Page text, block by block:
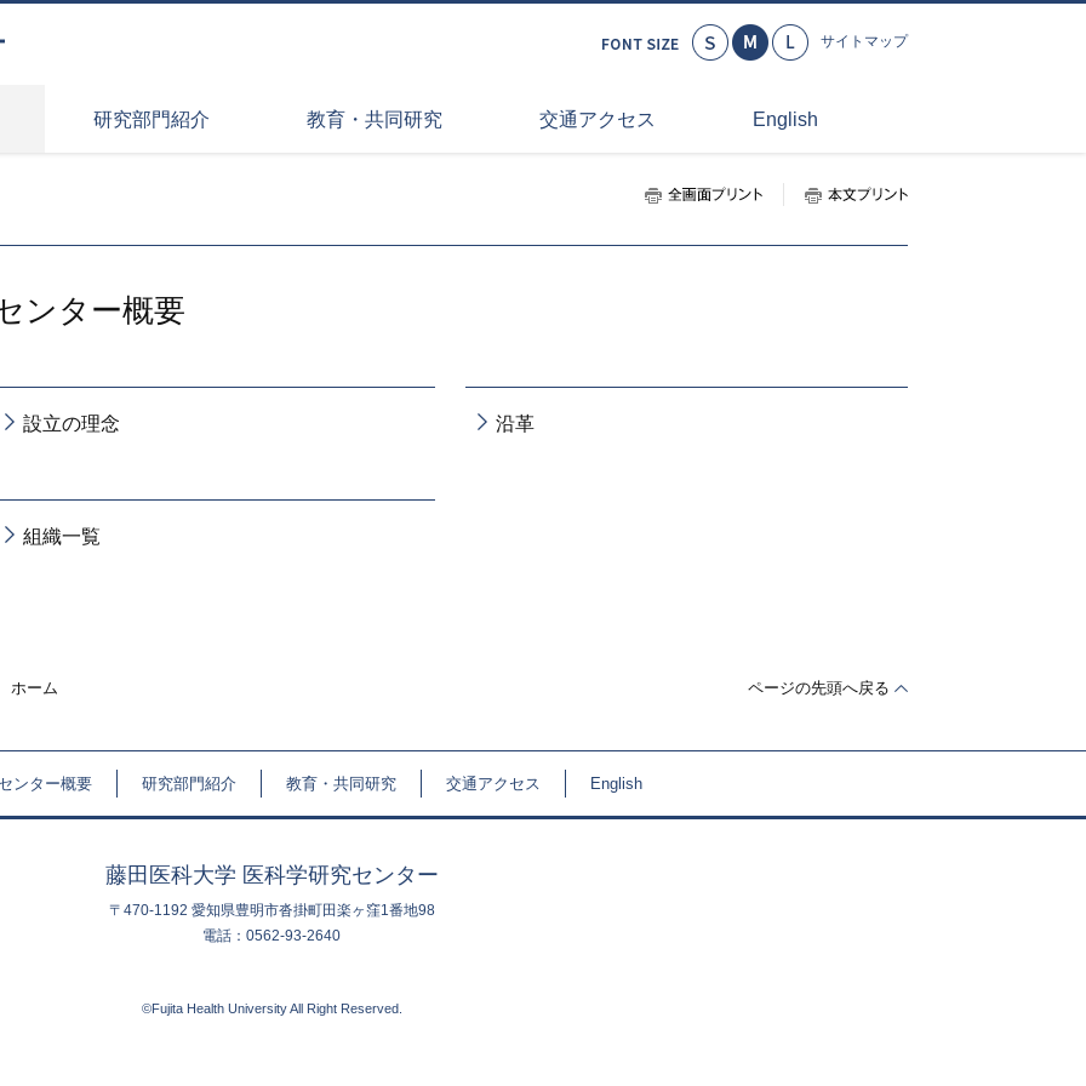
サイトマップ
研究部門紹介 教育・共同研究 交通アクセス English
ンター概要
設立の理念 沿革
組織一覧
ホーム ページの先頭へ戻る
ンター概要 研究部門紹介 教育・共同研究 交通アクセス English
藤田医科大学 医科学研究センター
〒470-1192 愛知県豊明市沓掛町田楽ヶ窪1番地98
電話：0562-93-2640
©Fujita Health University All Right Reserved.